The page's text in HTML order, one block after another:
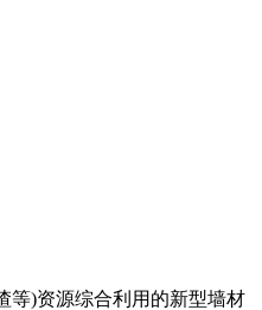
等)资源综合利用的新型墙材